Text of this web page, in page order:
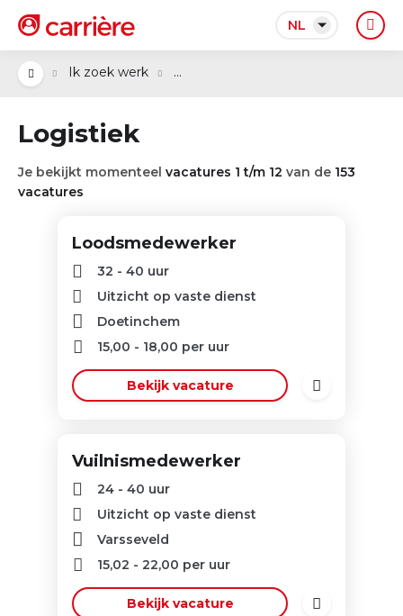
NL
Ik zoek werk ...
Logistiek
Je bekijkt momenteel vacatures 1 t/m 12 van de 153
vacatures
Loodsmedewerker
32 - 40 uur
Uitzicht op vaste dienst
Doetinchem
15,00 - 18,00 per uur
Bekijk vacature
Vuilnismedewerker
24 - 40 uur
Uitzicht op vaste dienst
Varsseveld
15,02 - 22,00 per uur
Bekijk vacature